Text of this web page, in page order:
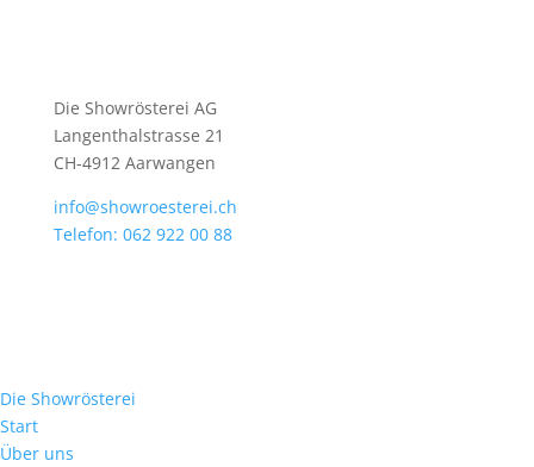
Die Showrösterei AG
Langenthalstrasse 21
CH-4912 Aarwangen
info@showroesterei.ch
Telefon: 062 922 00 88
Die Showrösterei
Start
Über uns